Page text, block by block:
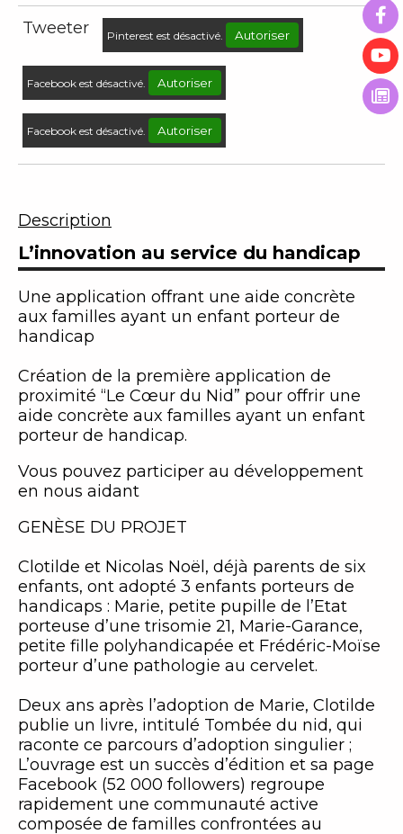
Tweeter Pinterest est désactivé. Autoriser
Facebook est désactivé. Autoriser
Facebook est désactivé. Autoriser
Description
L’innovation au service du handicap
Une application offrant une aide concrète
aux familles ayant un enfant porteur de
handicap
Création de la première application de
proximité “Le Cœur du Nid” pour offrir une
aide concrète aux familles ayant un enfant
porteur de handicap.
Vous pouvez participer au développement
en nous aidant
GENÈSE DU PROJET
Clotilde et Nicolas Noël, déjà parents de six
enfants, ont adopté 3 enfants porteurs de
handicaps : Marie, petite pupille de l’Etat
porteuse d’une trisomie 21, Marie-Garance,
petite fille polyhandicapée et Frédéric-Moïse
porteur d’une pathologie au cervelet.
Deux ans après l’adoption de Marie, Clotilde
publie un livre, intitulé Tombée du nid, qui
raconte ce parcours d’adoption singulier ;
L’ouvrage est un succès d’édition et sa page
Facebook (52 000 followers) regroupe
rapidement une communauté active
composée de familles confrontées au